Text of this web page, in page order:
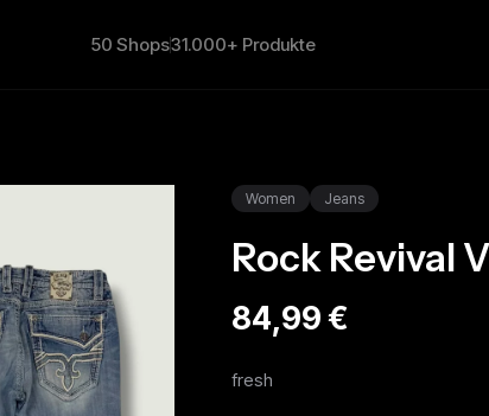
50 Shops31.000+ Produkte
Women Jeans
Rock Revival
84,99 €
fresh